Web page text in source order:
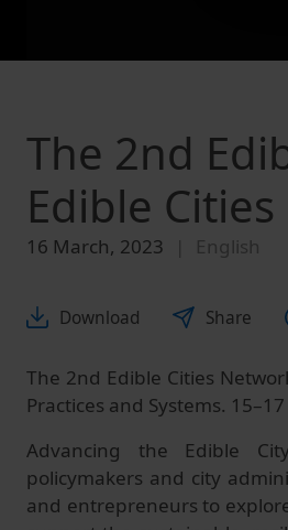
The 2nd
Edible
16 March, 2023 English
Download Share
The 2nd Edible Cities
Practices and Systems.
Advancing the Edible
policymakers and city
and entrepreneurs to